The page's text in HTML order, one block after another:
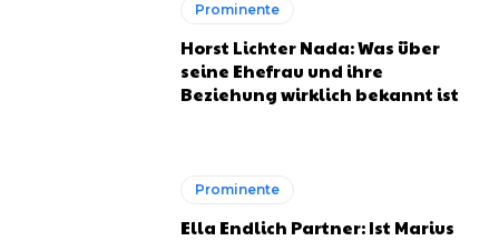
Prominente
Horst Lichter Nada: Was über
seine Ehefrau und ihre
Beziehung wirklich bekannt ist
Prominente
Ella Endlich Partner: Ist Marius